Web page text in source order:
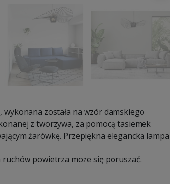
została na wzór damskiego
z tworzywa, za pomocą tasiemek
żarówkę. Przepiękna elegancka lampa
powietrza może się poruszać.